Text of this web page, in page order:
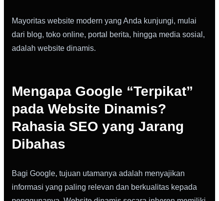
Mayoritas website modern yang Anda kunjungi, mulai
dari blog, toko online, portal berita, hingga media sosial,
adalah website dinamis.
Mengapa Google “Terpikat”
pada Website Dinamis?
Rahasia SEO yang Jarang
Dibahas
Bagi Google, tujuan utamanya adalah menyajikan
informasi yang paling relevan dan berkualitas kepada